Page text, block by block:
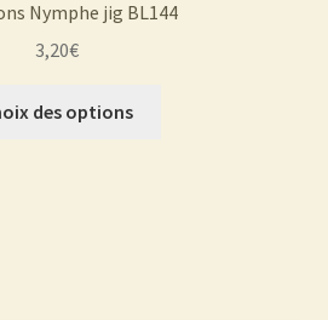
Nymphe jig BL144
3,20€
des options